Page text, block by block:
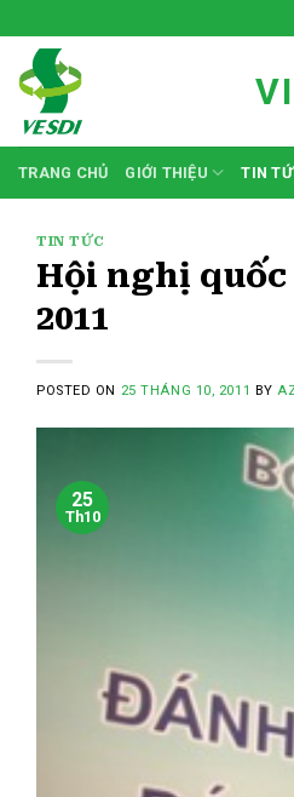
content
TRANG CHỦ GIỚI THIỆU TIN
TIN TỨC
Hội nghị
2011
POSTED ON 25 THÁNG 10, 2011 BY
25
Th10